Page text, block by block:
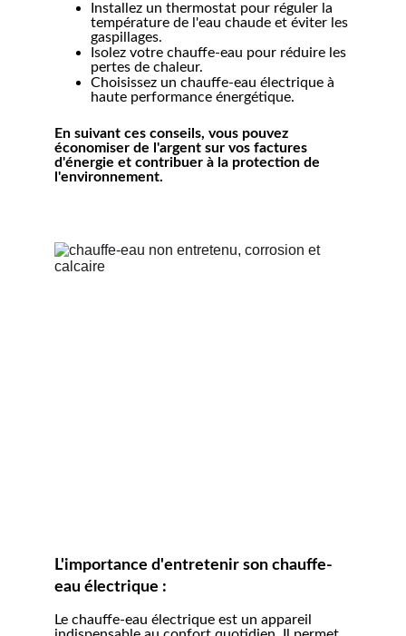
Installez un thermostat pour réguler la
température de l'eau chaude et éviter les
gaspillages.
Isolez votre chauffe-eau pour réduire les
pertes de chaleur.
Choisissez un chauffe-eau électrique à
haute performance énergétique.
En suivant ces conseils, vous pouvez
économiser de l'argent sur vos factures
d'énergie et contribuer à la protection de
l'environnement.
L'importance d'entretenir son chauffe-
eau électrique :
Le chauffe-eau électrique est un appareil